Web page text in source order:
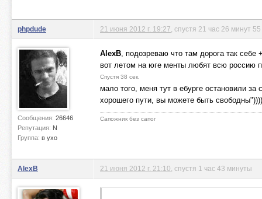
phpdude
Сообщения: 26646
Репутация: N
Группа: в ухо
21 июня 2012 г. 19:27 , спустя 21 час 26 минут
AlexB, подозреваю что там дорога так
вот летом на юге менты любят всю россию
Спустя 38 сек.
мало того, меня тут в ебурге остановили
хорошего пути, вы можете быть
Сапожник без сапог
AlexB 21 июня 2012 г. 21:10 , спустя 1 час 43 минуты